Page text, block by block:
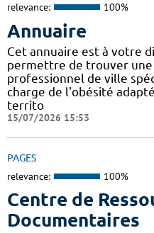
relevance: 100%
Annuaire
Cet annuaire est à votre
permettre de trouver
professionnel de ville
charge de l'obésité
territo
15/07/2026 15:53
PAGES
relevance: 100%
Centre de
Documentaires